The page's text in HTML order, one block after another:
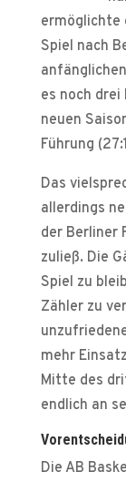
ermöglichte
Spiel nach
es noch
neuen
Führung
Das
allerdings
der Berliner
zuließ. Die
Spiel zu
Zähler zu
mehr
Mitte des
endlich an
Die AB